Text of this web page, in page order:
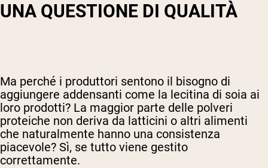
UNA QUESTIONE DI QUALITÀ
Ma perché i produttori sentono il bisogno di
aggiungere addensanti come la lecitina di soia ai
loro prodotti? La maggior parte delle polveri
proteiche non deriva da latticini o altri alimenti
che naturalmente hanno una consistenza
piacevole? Sì, se tutto viene gestito
correttamente.